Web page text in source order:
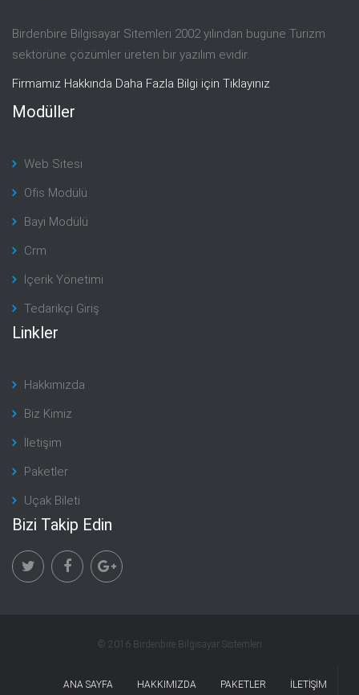
Birdenbire Bilgisayar Sitemleri 2002 yılından bugüne Turizm
sektörüne çözümler üreten bir yazılım evidir.
Firmamız Hakkında Daha Fazla Bilgi için Tıklayınız
Modüller
Web Sitesi
Ofis Modülü
Bayi Modülü
Crm
İçerik Yönetimi
Tedarikçi Giriş
Linkler
Hakkımızda
Biz Kimiz
İletişim
Paketler
Uçak Bileti
Bizi Takip Edin
© 2016 Birdenbire Bilgisayar Sistemleri
ANA SAYFA HAKKIMIZDA PAKETLER İLETİŞİM